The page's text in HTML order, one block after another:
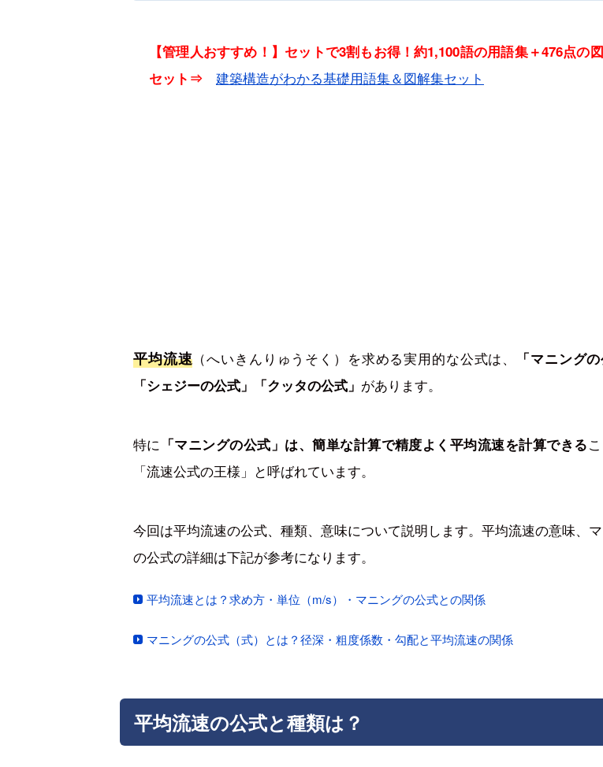
【管理人おすすめ！】セットで3割もお得！約1,100語の用語集＋476点の
セット⇒ 建築構造がわかる基礎用語集＆図解集セット
平均流速 （へいきんりゅうそく）を求める実用的な公式は、
「マニングの
「シェジーの公式」「クッタの公式」 があります。
特に 「マニングの公式」は、簡単な計算で精度よく平均流速を計算できる
「流速公式の王様」と呼ばれています。
今回は平均流速の公式、種類、意味について説明します。平均流速の意味、
の公式の詳細は下記が参考になります。
平均流速とは？求め方・単位（m/s）・マニングの公式との関係
マニングの公式（式）とは？径深・粗度係数・勾配と平均流速の関係
平均流速の公式と種類は？